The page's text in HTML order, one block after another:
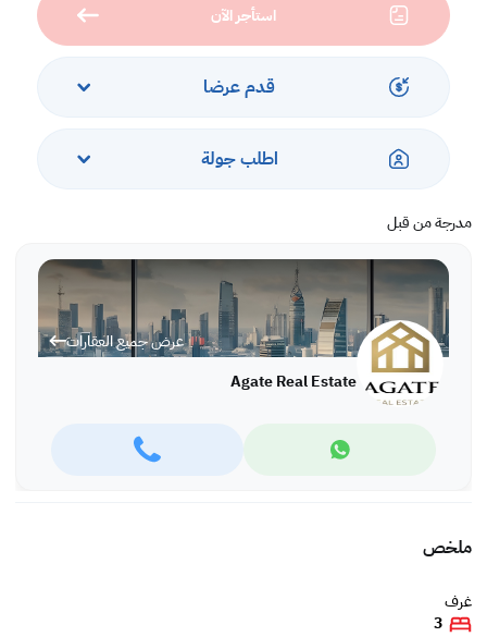
استأجر الآن
قدم عرضا
اطلب جولة
مدرجة من قبل
عرض جميع العقارات
Agate Real Estate
ملخص
غرف
3